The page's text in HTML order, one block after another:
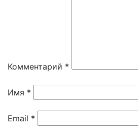
Комментарий *
Имя *
Email *